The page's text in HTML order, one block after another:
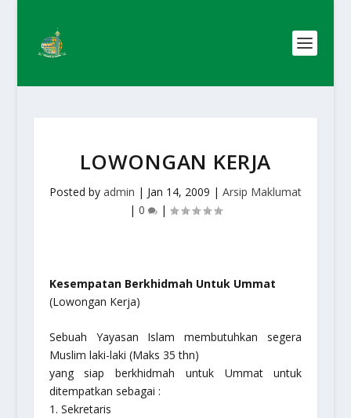
LOWONGAN KERJA
Posted by admin | Jan 14, 2009 | Arsip Maklumat
| 0 |
Kesempatan Berkhidmah Untuk Ummat
(Lowongan Kerja)
Sebuah Yayasan Islam membutuhkan segera
Muslim laki-laki (Maks 35 thn)
yang siap berkhidmah untuk Ummat untuk
ditempatkan sebagai :
1. Sekretaris